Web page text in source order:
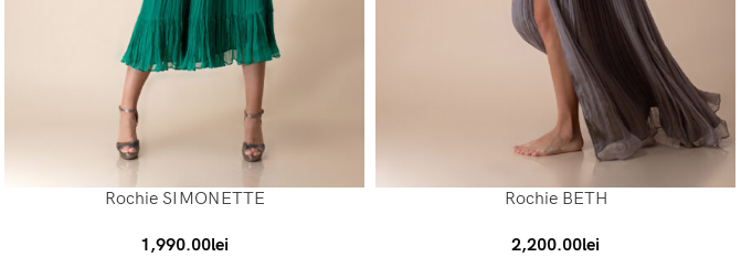
SELECT OPTIONSRochie SIMONETTE
1,990.00lei
Rochie BETH
2,200.00lei